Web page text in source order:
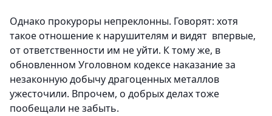
Однако прокуроры непреклонны. Говорят: хотя
такое отношение к нарушителям и видят впервые,
от ответственности им не уйти. К тому же, в
обновленном Уголовном кодексе наказание за
незаконную добычу драгоценных металлов
ужесточили. Впрочем, о добрых делах тоже
пообещали не забыть.